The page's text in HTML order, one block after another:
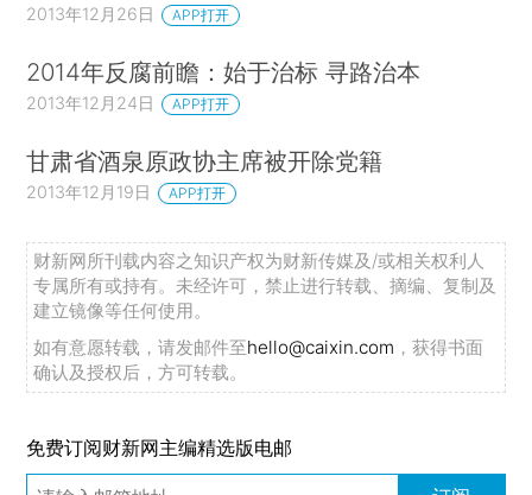
2013年12月26日 APP打开
2014年反腐前瞻：始于治标 寻路治本
2013年12月24日 APP打开
甘肃省酒泉原政协主席被开除党籍
2013年12月19日 APP打开
财新网所刊载内容之知识产权为财新传媒及/或相关权利人
专属所有或持有。未经许可，禁止进行转载、摘编、复制及
建立镜像等任何使用。
如有意愿转载，请发邮件至hello@caixin.com ，获得书面
确认及授权后，方可转载。
免费订阅财新网主编精选版电邮